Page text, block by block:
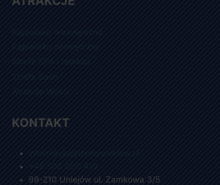
Kąpielisko wewnętrzne
Kąpielisko zewnętrzne
Strefa SPA i relaksu
Strefa Saun
Atrakcje Wokół
KONTAKT
informacja@termyuniejow.pl
+48 506 090 419
99-210 Uniejów ul. Zamkowa 3/5